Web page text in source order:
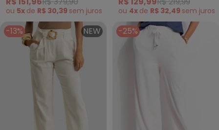
ou 5x de R$ 30,39 sem juros ou 4x de R$ 32,49 sem juros
-13% NEW -25%